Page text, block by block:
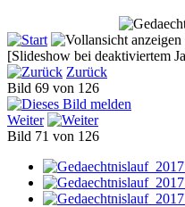
[Slideshow bei deaktiviertem
Zurück
Bild 69 von 126
Weiter
Bild 71 von 126